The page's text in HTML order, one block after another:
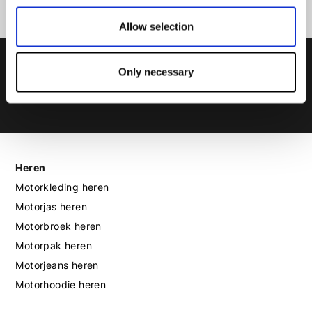
Allow selection
Only necessary
Heren
Motorkleding heren
Motorjas heren
Motorbroek heren
Motorpak heren
Motorjeans heren
Motorhoodie heren